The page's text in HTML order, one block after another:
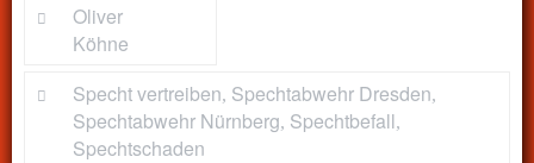
Oliver
Köhne
Specht vertreiben, Spechtabwehr Dresden,
Spechtabwehr Nürnberg, Spechtbefall,
Spechtschaden